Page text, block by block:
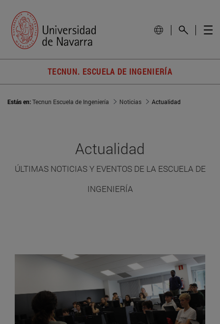
TECNUN. ESCUELA DE INGENIERÍA
Estás en:Tecnun Escuela de Ingeniería Noticias Actualidad
Actualidad
ÚLTIMAS NOTICIAS Y EVENTOS DE LA ESCUELA DE
INGENIERÍA